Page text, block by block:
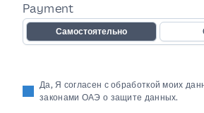
Payment
Самостоятельно
Да, Я согласен с обработкой моих
законами ОАЭ о защите данных.